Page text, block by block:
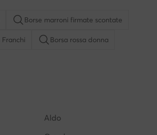
Borse marroni firmate scontate
Franchi Borsa rossa donna
Aldo